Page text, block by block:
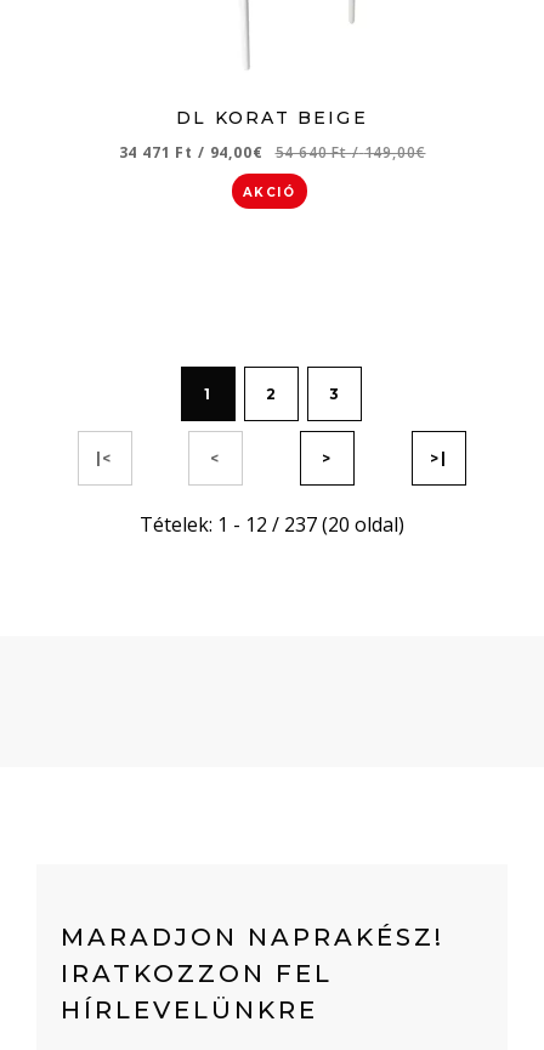
DL KORAT BEIGE
34 471 Ft / 94,00€ 54 640 Ft/ 149,00€
AKCIÓ
|< <
1 2 3
> >|
Tételek: 1 - 12 / 237 (20 oldal)
MARADJON NAPRAKÉSZ!
IRATKOZZON FEL
HÍRLEVELÜNKRE